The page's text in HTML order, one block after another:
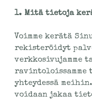
1. Mitä tietoja
Voimme kerätä
rekisteröidyt
ravintoloissamme
yhteydessä
voidaan jakaa